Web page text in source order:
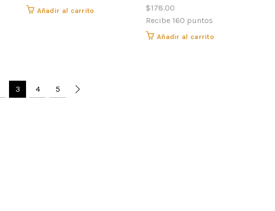
Añadir al carrito
$178.00
Recibe 160 puntos
Añadir al carrito
3 4 5